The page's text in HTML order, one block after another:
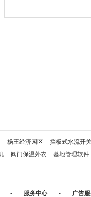
杨王经济园区
挡板式水流开关
阀门保温外衣 墓地管理软件
- 服务中心 -
广告